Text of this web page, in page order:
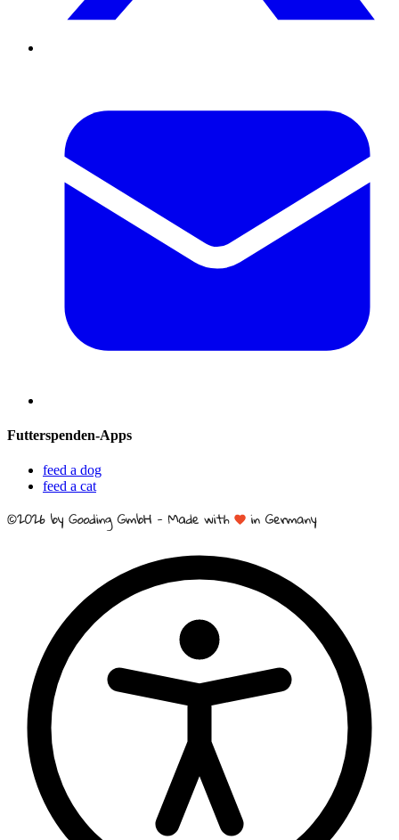
Futterspenden-Apps
feed a dog
feed a cat